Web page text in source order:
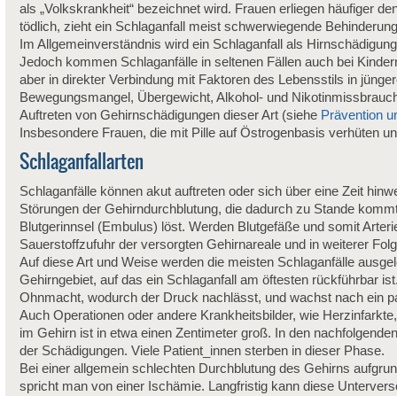
als „Volkskrankheit“ bezeichnet wird. Frauen erliegen häufiger
tödlich, zieht ein Schlaganfall meist schwerwiegende
Im Allgemeinverständnis wird ein Schlaganfall als
Jedoch kommen Schlaganfälle in seltenen Fällen auch bei
aber in direkter Verbindung mit Faktoren des Lebensstils in
Bewegungsmangel, Übergewicht, Alkohol- und
Auftreten von Gehirnschädigungen dieser Art (siehe Prävention
Insbesondere Frauen, die mit Pille auf Östrogenbasis verhüten
Schlaganfallarten
Schlaganfälle können akut auftreten oder sich über eine Zeit
Störungen der Gehirndurchblutung, die dadurch zu Stande
Blutgerinnsel (Embulus) löst. Werden Blutgefäße und somit
Sauerstoffzufuhr der versorgten Gehirnareale und in weiterer
Auf diese Art und Weise werden die meisten Schlaganfälle
Gehirngebiet, auf das ein Schlaganfall am öftesten rückführbar
Ohnmacht, wodurch der Druck nachlässt, und wachst nach ein
Auch Operationen oder andere Krankheitsbilder, wie
im Gehirn ist in etwa einen Zentimeter groß. In den
der Schädigungen. Viele Patient_innen sterben in dieser Phase.
Bei einer allgemein schlechten Durchblutung des Gehirns
spricht man von einer Ischämie. Langfristig kann diese